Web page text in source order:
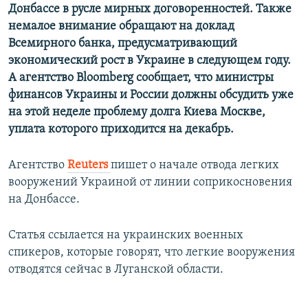
Донбассе в русле мирных договоренностей. Также
немалое внимание обращают на доклад
Всемирного банка, предусматривающий
экономический рост в Украине в следующем году.
А агентство Bloomberg сообщает, что министры
финансов Украины и России должны обсудить уже
на этой неделе проблему долга Киева Москве,
уплата которого приходится на декабрь.
Агентство Reutersпишет о начале отвода легких
вооружений Украиной от линии соприкосновения
на Донбассе.
Статья ссылается на украинских военных
спикеров, которые говорят, что легкие вооружения
отводятся сейчас в Луганской области.